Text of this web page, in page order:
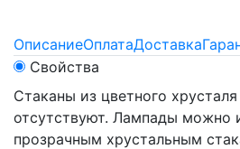
ОписаниеОплатаДоставка
Свойства
Стаканы из цветного
отсутствуют. Лампады можно
прозрачным хрустальным